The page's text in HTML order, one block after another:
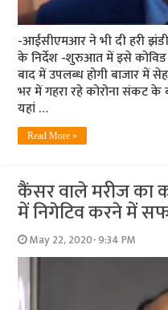
-आईसीएमआर ने भी दी हरी
के निर्देश -शुरुआत में इसे कोविड
बाद में उपलब्‍ध होगी बाजार में
भर में गहरा रहे कोरोना संकट
यहां …
Read More »
कैंसर वाले मरीज का
में निगेटिव करने में
May 22, 2020- 9:34 PM